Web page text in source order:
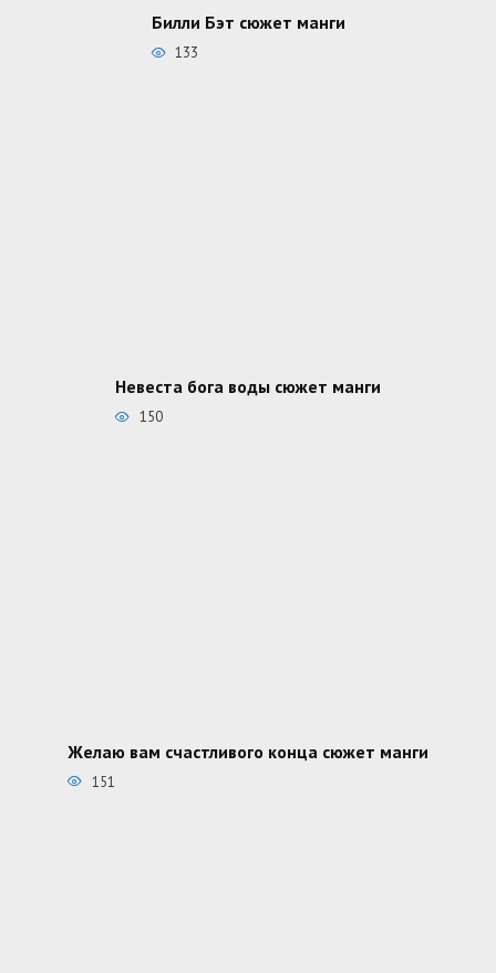
Билли Бэт сюжет манги
133
Невеста бога воды сюжет манги
150
Желаю вам счастливого конца сюжет манги
151